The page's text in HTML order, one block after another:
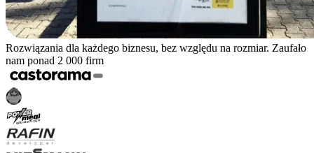
Rozwiązania dla każdego biznesu, bez względu na rozmiar. Zaufało
nam ponad 2 000 firm